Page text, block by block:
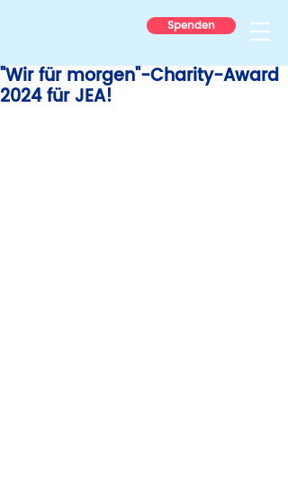
Spenden
"Wir für morgen"-Charity-Award
2024 für JEA!